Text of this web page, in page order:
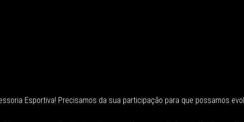
Esportiva! Precisamos da sua participação para que possamos